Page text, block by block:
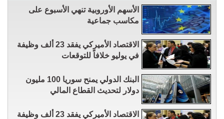
الأسهم الأوروبية تنهي الأسبوع على
مكاسب جماعية
الاقتصاد الأميركي يفقد 23 ألف وظيفة
في يوليو خلافاً للتوقعات
البنك الدولي يمنح سوريا 100 مليون
دولار لتحديث القطاع المالي
الاقتصاد الأميركي يفقد 23 ألف وظيفة